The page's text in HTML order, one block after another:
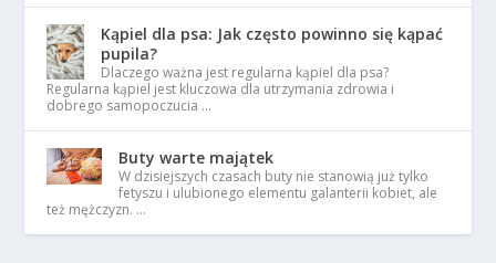
Kąpiel dla psa: Jak często powinno się kąpać
pupila?
Dlaczego ważna jest regularna kąpiel dla psa?
Regularna kąpiel jest kluczowa dla utrzymania zdrowia i
dobrego samopoczucia …
Buty warte majątek
W dzisiejszych czasach buty nie stanowią już tylko
fetyszu i ulubionego elementu galanterii kobiet, ale
też mężczyzn. …